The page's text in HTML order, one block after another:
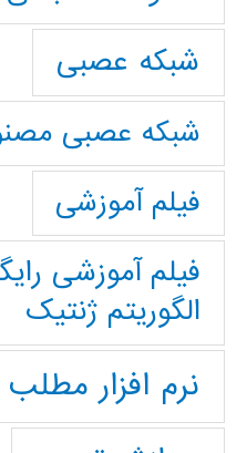
شبکه عصبی
شبکه عصبی
فیلم آموزشی
فیلم آموزشی
الگوریتم ژنتیک
نرم افزار مطلب